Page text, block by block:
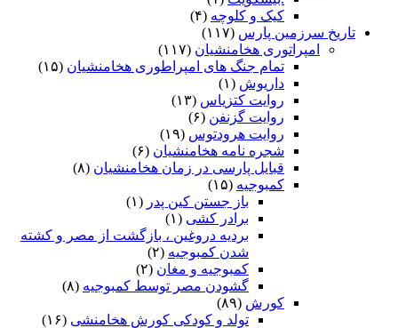
کیک و کلوچه (۴)
تاریخ سرزمین پارس (۱۱۷)
امپراتوری هخامنشیان (۱۱۷)
تمام جنگ های امپراطوری هخامنشیان (۱۵)
داریوش (۱)
روایت کتزیاس (۱۳)
روایت گزنفن (۶)
روایت هرودتوس (۱۹)
شجره نامه هخامنشیان (۶)
قبایل پارسی در زمان هخامنشیان (۸)
کمبوجیه (۱۵)
باز جستن کین پدر (۱)
برادر کشی (۱)
بردیه دروغین ، بازگشت از مصر و کشته
شدن کمبوجیه (۲)
کمبوجیه و مغان (۲)
گشودن مصر توسط کمبوجیه (۸)
کورش (۸۹)
تولد و کودکی کورش هخامنشی (۱۶)